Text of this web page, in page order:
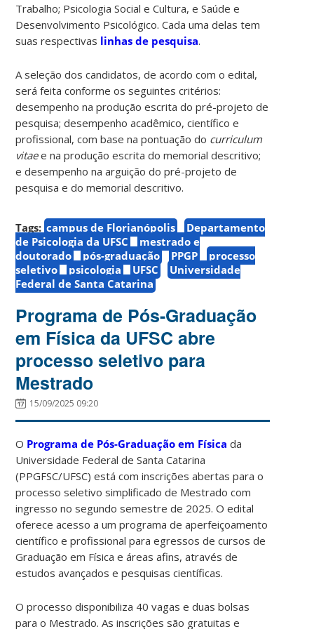
Trabalho; Psicologia Social e Cultura, e Saúde e
Desenvolvimento Psicológico. Cada uma delas tem
suas respectivas linhas de pesquisa.
A seleção dos candidatos, de acordo com o edital,
será feita conforme os seguintes critérios:
desempenho na produção escrita do pré-projeto de
pesquisa; desempenho acadêmico, científico e
profissional, com base na pontuação do curriculum
vitaee na produção escrita do memorial descritivo;
e desempenho na arguição do pré-projeto de
pesquisa e do memorial descritivo.
Tags: campus de Florianópolis
Departamento
de Psicologia da UFSC
mestrado e
doutorado
pós-graduação PPGP
processo
seletivo
psicologia UFSC
Universidade
Federal de Santa Catarina
Programa de Pós-Graduação
em Física da UFSC abre
processo seletivo para
Mestrado
15/09/2025 09:20
O Programa de Pós-Graduação em Física da
Universidade Federal de Santa Catarina
(PPGFSC/UFSC) está com inscrições abertas para o
processo seletivo simplificado de Mestrado com
ingresso no segundo semestre de 2025. O edital
oferece acesso a um programa de aperfeiçoamento
científico e profissional para egressos de cursos de
Graduação em Física e áreas afins, através de
estudos avançados e pesquisas científicas.
O processo disponibiliza 40 vagas e duas bolsas
para o Mestrado. As inscrições são gratuitas e